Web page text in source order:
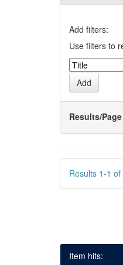
Add filters:
Use filters to
Results/Page
Results 1-1
Item hits: